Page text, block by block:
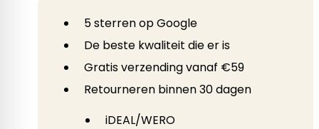
5 sterren op Google
De beste kwaliteit die er is
Gratis verzending vanaf €59
Retourneren binnen 30 dagen
iDEAL/WERO